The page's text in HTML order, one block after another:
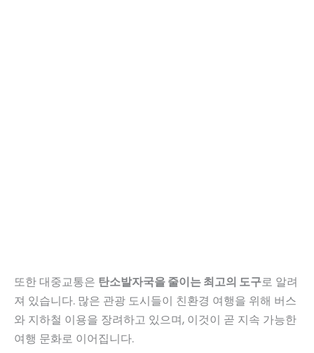
또한 대중교통은 탄소발자국을 줄이는 최고의 도구로 알려
져 있습니다. 많은 관광 도시들이 친환경 여행을 위해 버스
와 지하철 이용을 장려하고 있으며, 이것이 곧 지속 가능한
여행 문화로 이어집니다.